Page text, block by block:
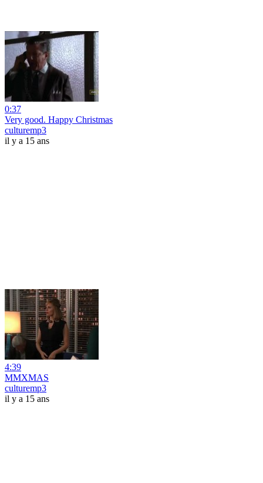
0:37
Very good. Happy Christmas
culturemp3
il y a 15 ans
4:39
MMXMAS
culturemp3
il y a 15 ans